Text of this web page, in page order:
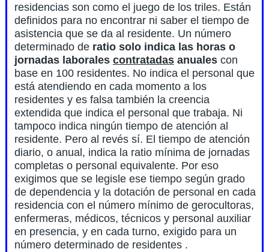
residencias son como el juego de los triles. Están
definidos para no encontrar ni saber el tiempo de
asistencia que se da al residente. Un número
determinado de ratio solo indica las horas o
jornadas laborales contratadasanualescon
base en 100 residentes. No indica el personal que
está atendiendo en cada momento a los
residentes y es falsa también la creencia
extendida que indica el personal que trabaja. Ni
tampoco indica ningún tiempo de atención al
residente. Pero al revés sí. El tiempo de atención
diario, o anual, indica la ratio mínima de jornadas
completas o personal equivalente. Por eso
exigimos que se legisle ese tiempo según grado
de dependencia y la dotación de personal en cada
residencia con el número mínimo de gerocultoras,
enfermeras, médicos, técnicos y personal auxiliar
en presencia, y en cada turno, exigido para un
número determinado de residentes .